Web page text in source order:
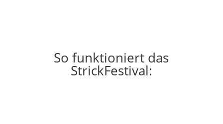
So funktioniert das
StrickFestival: